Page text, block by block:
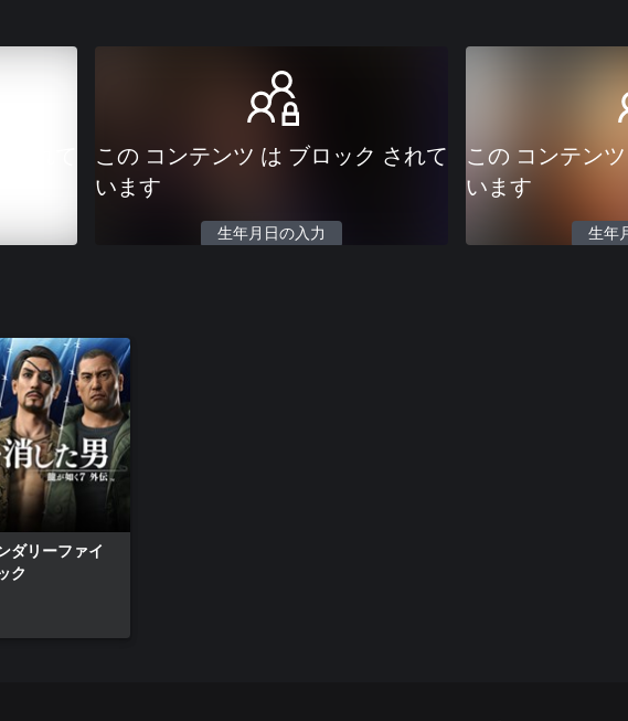
れて
この コンテンツ は ブロック されて
います
生年月日の入力
この コンテン
います
生年
ダリーファイ
ク